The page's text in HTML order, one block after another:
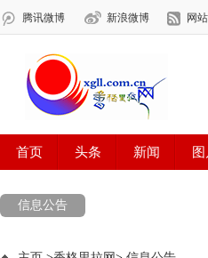
信息公告